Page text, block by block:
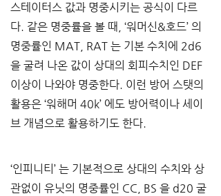
스테이터스 값과 명중시키는 공식이 다르
다. 같은 명중률을 볼 때 , ‘워머신&호드’ 의
명중률인 MAT, RAT 는 기본 수치에 2d6
을 굴려 나온 값이 상대의 회피수치인 DEF
이상이 나와야 명중한다. 이런 방어 스탯의
활용은 ‘워해머 40k’ 에도 방어력이나 세이
브 개념으로 활용하기도 한다.
‘인피니티 ’ 는 기본적으로 상대의 수치와 상
관없이 유닛의 명중률인 CC, BS 을 d20 굴